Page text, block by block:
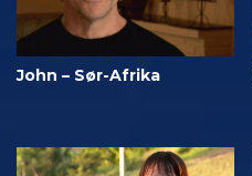
John – Sør-Afrika